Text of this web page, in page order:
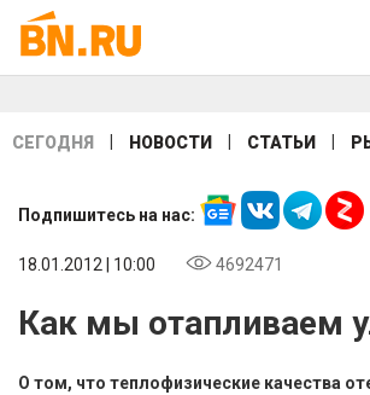
СЕГОДНЯ НОВОСТИ СТАТЬИ
Подпишитесь на нас:
18.01.2012 | 10:00 4692471
Как мы отапливаем
О том, что теплофизические качества